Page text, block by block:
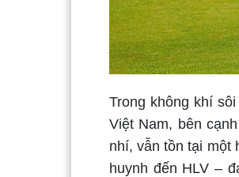
Trong không khí
Việt Nam, bên
nhí, vẫn tồn tại một
huynh đến HLV –